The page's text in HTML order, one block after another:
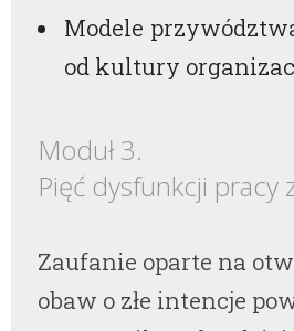
Modele
od kultury
Moduł 3.
Pięć dysfunkcji pracy
Zaufanie oparte na
obaw o złe intencje